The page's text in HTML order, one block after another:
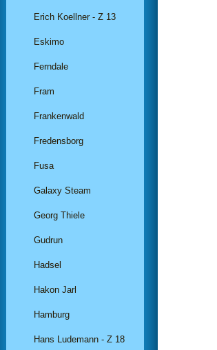
Erich Koellner - Z 13
Eskimo
Ferndale
Fram
Frankenwald
Fredensborg
Fusa
Galaxy Steam
Georg Thiele
Gudrun
Hadsel
Hakon Jarl
Hamburg
Hans Ludemann - Z 18